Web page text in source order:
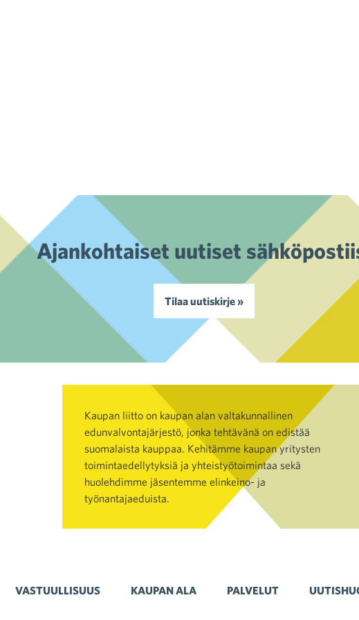
Ajankohtaiset uutiset
Tilaa uutiskirje »
Kaupan liitto on kaupan alan valtakunnallinen
edunvalvontajärjestö, jonka tehtävänä on edistää
suomalaista kauppaa. Kehitämme kaupan yritysten
toimintaedellytyksiä ja yhteistyötoimintaa sekä
huolehdimme jäsentemme elinkeino- ja
työnantajaeduista.
VASTUULLISUUS KAUPAN ALA PALVELUT